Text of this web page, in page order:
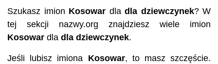
Szukasz imion Kosowar dla dla dziewczynek? W
tej sekcji nazwy.org znajdziesz wiele imion
Kosowar dla dla dziewczynek.
Jeśli lubisz imiona Kosowar, to masz szczęście.